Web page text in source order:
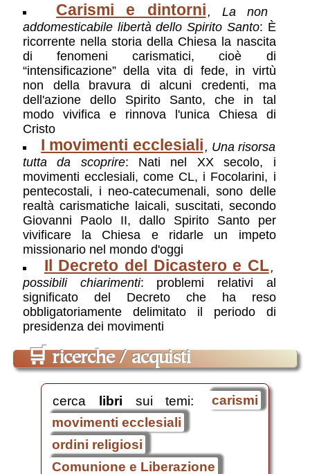
Carismi e dintorni , La non
addomesticabile libertà dello Spirito Santo: È
ricorrente nella storia della Chiesa la nascita
di fenomeni carismatici, cioè di
“intensificazione” della vita di fede, in virtù
non della bravura di alcuni credenti, ma
dell'azione dello Spirito Santo, che in tal
modo vivifica e rinnova l'unica Chiesa di
Cristo
I movimenti ecclesiali , Una risorsa
tutta da scoprire: Nati nel XX secolo, i
movimenti ecclesiali, come CL, i Focolarini, i
pentecostali, i neo-catecumenali, sono delle
realtà carismatiche laicali, suscitati, secondo
Giovanni Paolo II, dallo Spirito Santo per
vivificare la Chiesa e ridarle un impeto
missionario nel mondo d'oggi
Il Decreto del Dicastero e CL,
possibili chiarimenti: problemi relativi al
significato del Decreto che ha reso
obbligatoriamente delimitato il periodo di
presidenza dei movimenti
🛒 ricerche / acquisti
cerca libri sui temi:
carismi
movimenti ecclesiali
ordini religiosi
Comunione e Liberazione